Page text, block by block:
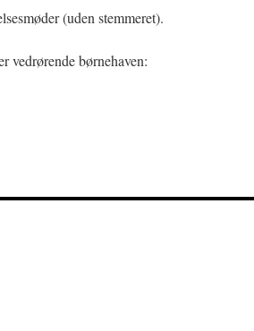
(uden stemmeret).
vedrørende børnehaven: